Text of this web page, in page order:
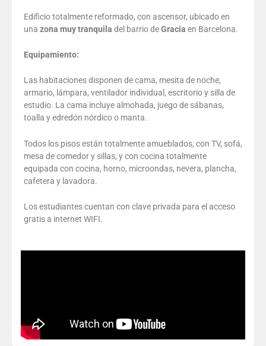
Edificio totalmente reformado, con ascensor, ubicado en
una zona muytranquila del barrio deGracia en Barcelona.
Equipamiento:
Las habitaciones disponen de cama, mesita de noche,
armario, lámpara, ventilador individual, escritorio y silla de
estudio. La cama incluye almohada, juego de sábanas,
toalla y edredón nórdico o manta.
Todos los pisos están totalmente amueblados, con TV, sofá,
mesa de comedor y sillas, y con cocina totalmente
equipada con cocina, horno, microondas, nevera, plancha,
cafetera y lavadora.
Los estudiantes cuentan con clave privada para el acceso
gratis a internet WIFI.